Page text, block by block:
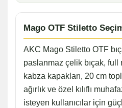
Mago OTF Stiletto
AKC Mago Stiletto OTF
paslanmaz çelik bıçak,
kabza kapakları, 20 cm
ağırlık ve özel kılıflı
isteyen kullanıcılar için